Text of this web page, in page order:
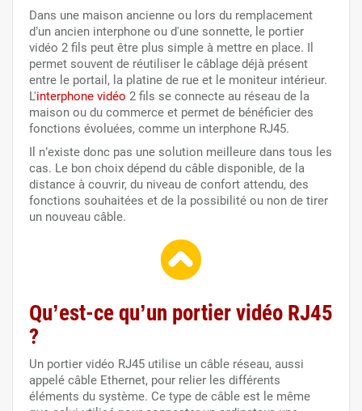
Dans une maison ancienne ou lors du remplacement
d’un ancien interphone ou d'une sonnette, le portier
vidéo 2 fils peut être plus simple à mettre en place. Il
permet souvent de réutiliser le câblage déjà présent
entre le portail, la platine de rue et le moniteur intérieur.
L'interphone vidéo 2 fils se connecte au réseau de la
maison ou du commerce et permet de bénéficier des
fonctions évoluées, comme un interphone RJ45.
Il n’existe donc pas une solution meilleure dans tous les
cas. Le bon choix dépend du câble disponible, de la
distance à couvrir, du niveau de confort attendu, des
fonctions souhaitées et de la possibilité ou non de tirer
un nouveau câble.
Qu’est-ce qu’un portier vidéo RJ45
?
Un portier vidéo RJ45 utilise un câble réseau, aussi
appelé câble Ethernet, pour relier les différents
éléments du système. Ce type de câble est le même